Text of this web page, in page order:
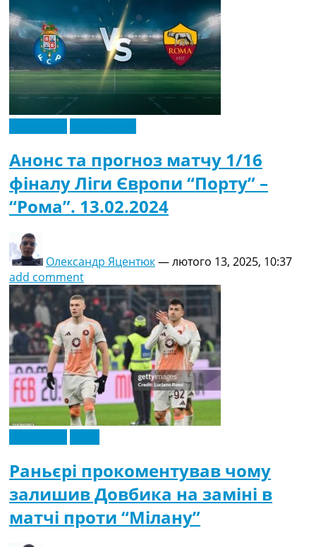
Анонс та прогноз матчу 1/16
фіналу Ліги Європи “Порту” –
“Рома”. 13.02.2024
Олександр Яцентюк—лютого 13, 2025, 10:37
add comment
Раньєрі прокоментував чому
залишив Довбика на заміні в
матчі проти “Мілану”